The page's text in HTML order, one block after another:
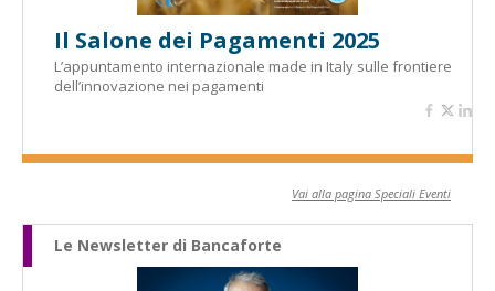
Il Salone dei Pagamenti 2025
L’appuntamento internazionale made in Italy sulle frontiere
dell’innovazione nei pagamenti
Vai alla pagina Speciali Eventi
Le Newsletter di Bancaforte